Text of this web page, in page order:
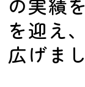
を迎え
広げま